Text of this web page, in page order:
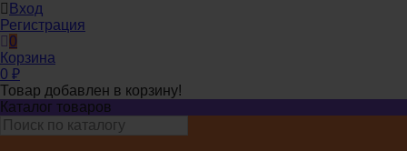
Вход
Регистрация
0
Корзина
0 ₽
Товар добавлен в корзину!
Каталог товаров